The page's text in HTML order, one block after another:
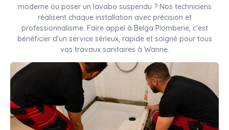
moderne ou poser un lavabo suspendu ? Nos techniciens
réalisent chaque installation avec précision et
professionnalisme. Faire appel à Belga Plomberie, c’est
bénéficier d’un service sérieux, rapide et soigné pour tous
vos travaux sanitaires à Wanne.